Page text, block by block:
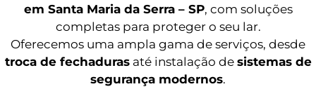
em Santa Maria da Serra – SP, com soluções
completas para proteger o seu lar.
Oferecemos uma ampla gama de serviços, desde
troca de fechadurasaté instalação de sistemas de
segurança modernos.